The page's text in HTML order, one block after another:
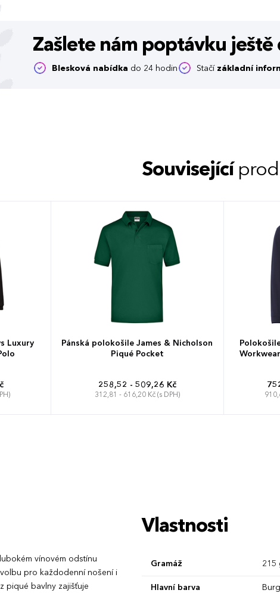
Zašlete nám poptávku ještě
Blesková nabídka do 24 hodin Stačí základní
Související
Luxury
Pánská polokošile James & Nicholson
Piqué Pocket
258,52 - 509,26 Kč
312,81 - 616,20 Kč (s DPH)
vínovém odstínu
pro každodenní nošení i
piqué bavlny zajišťuje
Vlastnosti
Gramáž 215
Hlavní barva